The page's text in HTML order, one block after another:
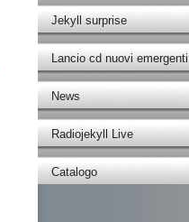
Jekyll surprise
Lancio cd nuovi emergenti
News
Radiojekyll Live
Catalogo